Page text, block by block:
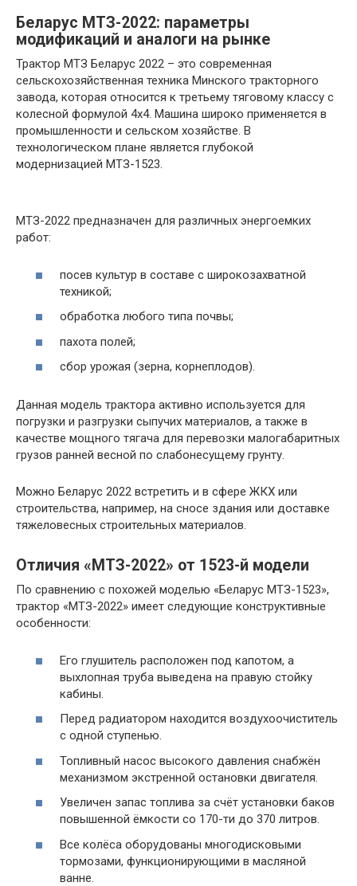
Беларус МТЗ-2022: параметры
модификаций и аналоги на рынке
Трактор МТЗ Беларус 2022 – это современная
сельскохозяйственная техника Минского тракторного
завода, которая относится к третьему тяговому классу с
колесной формулой 4х4. Машина широко применяется в
промышленности и сельском хозяйстве. В
технологическом плане является глубокой
модернизацией МТЗ-1523.
МТЗ-2022 предназначен для различных энергоемких
работ:
посев культур в составе с широкозахватной
техникой;
обработка любого типа почвы;
пахота полей;
сбор урожая (зерна, корнеплодов).
Данная модель трактора активно используется для
погрузки и разгрузки сыпучих материалов, а также в
качестве мощного тягача для перевозки малогабаритных
грузов ранней весной по слабонесущему грунту.
Можно Беларус 2022 встретить и в сфере ЖКХ или
строительства, например, на сносе здания или доставке
тяжеловесных строительных материалов.
Отличия «МТЗ-2022» от 1523-й модели
По сравнению с похожей моделью «Беларус МТЗ-1523»,
трактор «МТЗ-2022» имеет следующие конструктивные
особенности:
Его глушитель расположен под капотом, а
выхлопная труба выведена на правую стойку
кабины.
Перед радиатором находится воздухоочиститель
с одной ступенью.
Топливный насос высокого давления снабжён
механизмом экстренной остановки двигателя.
Увеличен запас топлива за счёт установки баков
повышенной ёмкости со 170-ти до 370 литров.
Все колёса оборудованы многодисковыми
тормозами, функционирующими в масляной
ванне.